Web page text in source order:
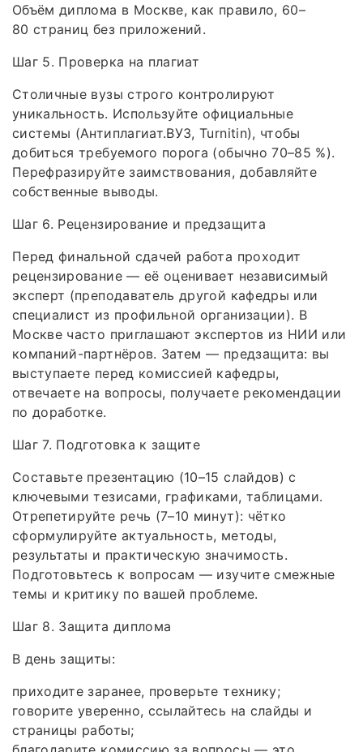
Объём диплома в Москве, как правило, 60–
80 страниц без приложений.
Шаг 5. Проверка на плагиат
Столичные вузы строго контролируют
уникальность. Используйте официальные
системы (Антиплагиат.ВУЗ, Turnitin), чтобы
добиться требуемого порога (обычно 70–85 %).
Перефразируйте заимствования, добавляйте
собственные выводы.
Шаг 6. Рецензирование и предзащита
Перед финальной сдачей работа проходит
рецензирование — её оценивает независимый
эксперт (преподаватель другой кафедры или
специалист из профильной организации). В
Москве часто приглашают экспертов из НИИ или
компаний-партнёров. Затем — предзащита: вы
выступаете перед комиссией кафедры,
отвечаете на вопросы, получаете рекомендации
по доработке.
Шаг 7. Подготовка к защите
Составьте презентацию (10–15 слайдов) с
ключевыми тезисами, графиками, таблицами.
Отрепетируйте речь (7–10 минут): чётко
сформулируйте актуальность, методы,
результаты и практическую значимость.
Подготовьтесь к вопросам — изучите смежные
темы и критику по вашей проблеме.
Шаг 8. Защита диплома
В день защиты:
приходите заранее, проверьте технику;
говорите уверенно, ссылайтесь на слайды и
страницы работы;